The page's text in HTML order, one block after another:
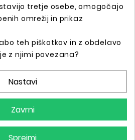
tattoo opremo !
tretje osebe, omogočajo
omrežij in prikaz
teh piškotkov in z obdelavo
z njimi povezana?
Nastavi
Zavrni